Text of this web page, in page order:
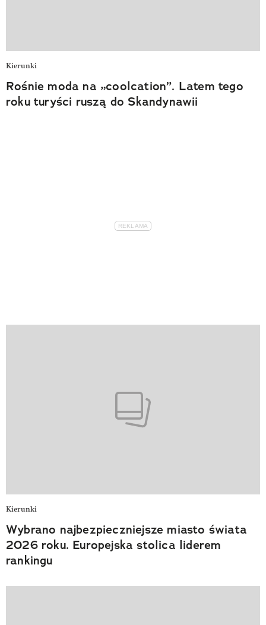
Kierunki
Rośnie moda na „coolcation”. Latem tego
roku turyści ruszą do Skandynawii
Kierunki
Wybrano najbezpieczniejsze miasto świata
2026 roku. Europejska stolica liderem
rankingu